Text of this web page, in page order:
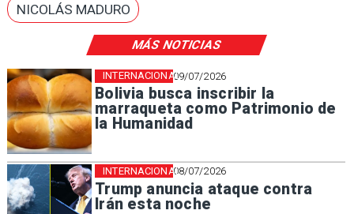
MÁS NOTICIAS
09/07/2026
Bolivia busca inscribir la
marraqueta como Patrimonio de
la Humanidad
INTERNACIONAL
08/07/2026
Trump anuncia ataque contra
Irán esta noche
INTERNACIONAL
NICOLÁS MADURO